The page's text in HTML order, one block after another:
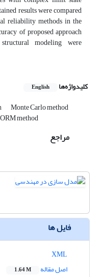
results were compared
reliability methods in the
of proposed approach
modeling were
کلیدواژه‌ها English
Monte Carlo method
method
مراجع
فایل ها
اصل مقاله
1.64 M